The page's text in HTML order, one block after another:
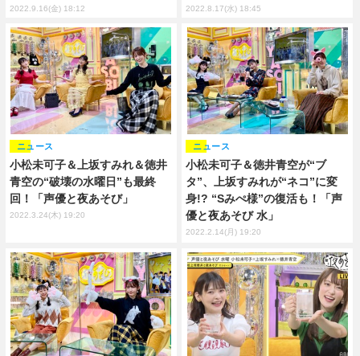
2022.9.16(金) 18:12 2022.8.17(水) 18:45
小松未可子＆上坂すみれ＆徳井
青空の“破壊の水曜日”も最終
回！「声優と夜あそび」
ニュース
2022.3.24(木) 19:20
小松未可子＆徳井青空が“ブ
タ”、上坂すみれが“ネコ”に変
身!? “Sみぺ様”の復活も！「声
優と夜あそび 水」
ニュース
2022.2.14(月) 19:20